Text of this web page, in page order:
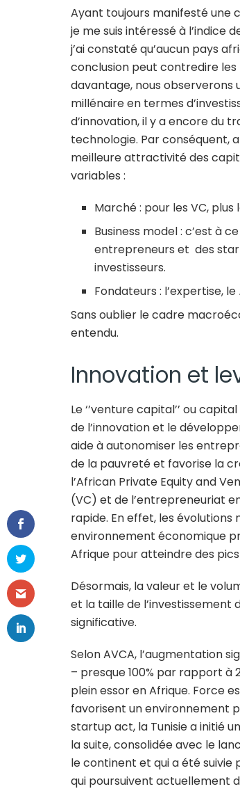
Ayant toujours manifesté une
je me suis intéressé à l’indice
j’ai constaté qu’aucun pays
conclusion peut contredire les
davantage, nous
millénaire en termes
d’innovation, il y a encore du
technologie. Par conséquent,
meilleure attractivité des
variables :
Marché : pour les VC,
Business model : c’est à
entrepreneurs et des
investisseurs.
Fondateurs : l’expertise, le
Sans oublier le cadre
entendu.
Innovation et
Le ‘’venture capital’’ ou
de l’innovation et le
aide à autonomiser les
de la pauvreté et favorise la
l’African Private Equity and
(VC) et de l’entrepreneuriat
rapide. En effet, les
environnement économique
Afrique pour atteindre des
Désormais, la valeur et le
et la taille de
significative.
Selon AVCA, l’augmentation
– presque 100% par rapport à
plein essor en Afrique. Force
favorisent un environnement
startup act, la Tunisie a initié
la suite, consolidée avec le
le continent et qui a été suivie
qui poursuivent actuellement